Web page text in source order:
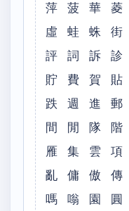
萍 菠 華
虛 蛙 蛛
評 詞 訴 診
貯 費 賀
跌 週 進
間 閒 隊 階
雁 集 雲
亂 傭 傲
嗎 嗡 園 圓